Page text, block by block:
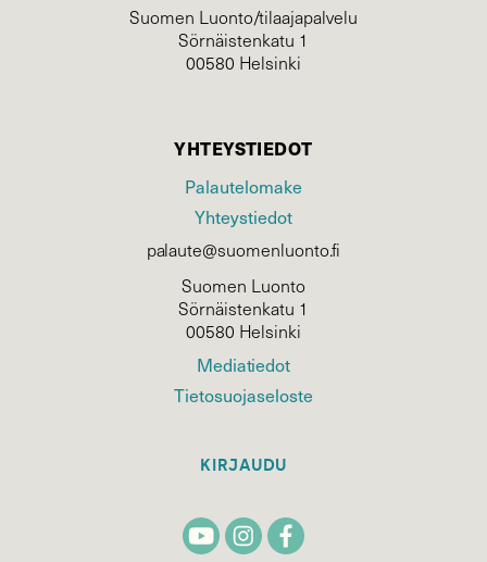
Suomen Luonto/tilaajapalvelu
Sörnäistenkatu 1
00580 Helsinki
YHTEYSTIEDOT
Palautelomake
Yhteystiedot
palaute@suomenluonto.fi
Suomen Luonto
Sörnäistenkatu 1
00580 Helsinki
Mediatiedot
Tietosuojaseloste
KIRJAUDU